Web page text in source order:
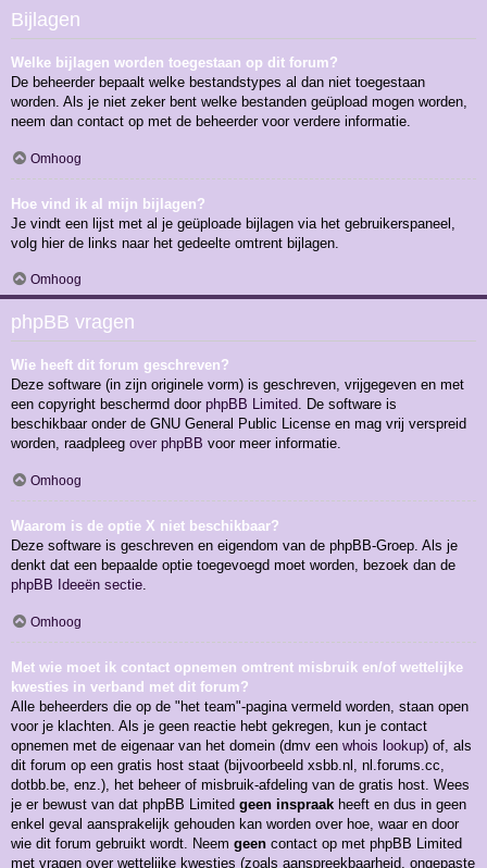
Bijlagen
Welke bijlagen worden toegestaan op dit forum?
De beheerder bepaalt welke bestandstypes al dan niet toegestaan
worden. Als je niet zeker bent welke bestanden geüpload mogen worden,
neem dan contact op met de beheerder voor verdere informatie.
Omhoog
Hoe vind ik al mijn bijlagen?
Je vindt een lijst met al je geüploade bijlagen via het gebruikerspaneel,
volg hier de links naar het gedeelte omtrent bijlagen.
Omhoog
phpBB vragen
Wie heeft dit forum geschreven?
Deze software (in zijn originele vorm) is geschreven, vrijgegeven en met
een copyright beschermd door phpBB Limited. De software is
beschikbaar onder de GNU General Public License en mag vrij verspreid
worden, raadpleeg over phpBB voor meer informatie.
Omhoog
Waarom is de optie X niet beschikbaar?
Deze software is geschreven en eigendom van de phpBB-Groep. Als je
denkt dat een bepaalde optie toegevoegd moet worden, bezoek dan de
phpBB Ideeën sectie.
Omhoog
Met wie moet ik contact opnemen omtrent misbruik en/of wettelijke
kwesties in verband met dit forum?
Alle beheerders die op de "het team"-pagina vermeld worden, staan open
voor je klachten. Als je geen reactie hebt gekregen, kun je contact
opnemen met de eigenaar van het domein (dmv een whois lookup) of, als
dit forum op een gratis host staat (bijvoorbeeld xsbb.nl, nl.forums.cc,
dotbb.be, enz.), het beheer of misbruik-afdeling van de gratis host. Wees
je er bewust van dat phpBB Limited geen inspraak heeft en dus in geen
enkel geval aansprakelijk gehouden kan worden over hoe, waar en door
wie dit forum gebruikt wordt. Neem geen contact op met phpBB Limited
met vragen over wettelijke kwesties (zoals aanspreekbaarheid, ongepaste